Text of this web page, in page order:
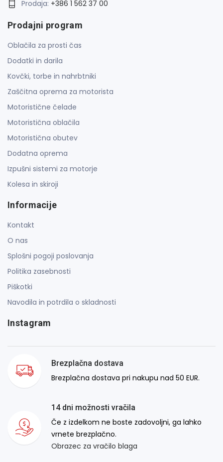
Prodaja: +386 1 562 37 00
Prodajni program
Oblačila za prosti čas
Dodatki in darila
Kovčki, torbe in nahrbtniki
Zaščitna oprema za motorista
Motoristične čelade
Motoristična oblačila
Motoristična obutev
Dodatna oprema
Izpušni sistemi za motorje
Kolesa in skiroji
Informacije
Kontakt
O nas
Splošni pogoji poslovanja
Politika zasebnosti
Piškotki
Navodila in potrdila o skladnosti
Instagram
Brezplačna dostava
Brezplačna dostava pri nakupu nad 50 EUR.
14 dni možnosti vračila
Če z izdelkom ne boste zadovoljni, ga lahko
vrnete brezplačno.
Obrazec za vračilo blaga